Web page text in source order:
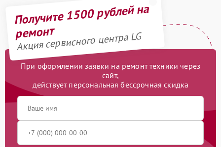
Получите 1500 рублей на
ремонт
Акция сервисного центра LG
При оформлении заявки на ремонт техники через
сайт,
действует персональная бессрочная скидка